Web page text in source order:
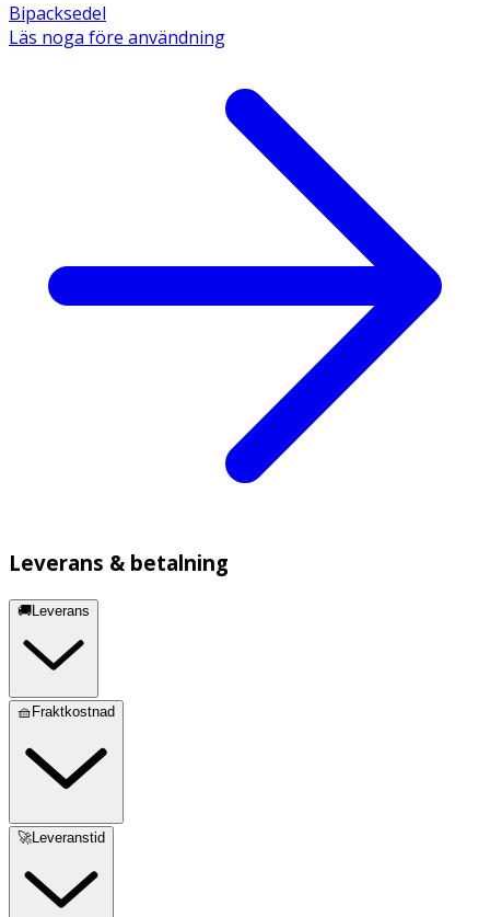
Bipacksedel
Läs noga före användning
Leverans & betalning
🚚Leverans
🧺Fraktkostnad
🚀Leveranstid